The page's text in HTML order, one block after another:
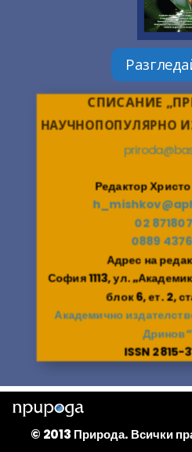
СПИСАНИЕ
НАУЧНОПОПУЛЯРНО
Редактор
02
0889
Адрес на
София 1113, ул.
блок 6, ет. 2,
Академично
Дринов“
ISSN 2815-
© 2013 Природа. Всички